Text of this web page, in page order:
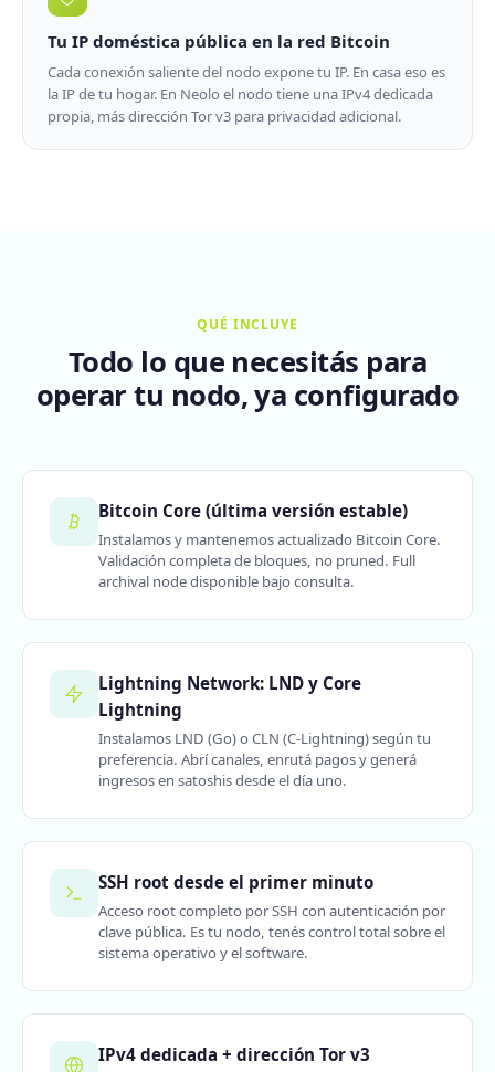
Tu IP doméstica pública en la red Bitcoin
Cada conexión saliente del nodo expone tu IP. En casa eso es
la IP de tu hogar. En Neolo el nodo tiene una IPv4 dedicada
propia, más dirección Tor v3 para privacidad adicional.
QUÉ INCLUYE
Todo lo que necesitás para
operar tu nodo, ya configurado
Bitcoin Core (última versión estable)
Instalamos y mantenemos actualizado Bitcoin Core.
Validación completa de bloques, no pruned. Full
archival node disponible bajo consulta.
Lightning Network: LND y Core
Lightning
Instalamos LND (Go) o CLN (C-Lightning) según tu
preferencia. Abrí canales, enrutá pagos y generá
ingresos en satoshis desde el día uno.
SSH root desde el primer minuto
Acceso root completo por SSH con autenticación por
clave pública. Es tu nodo, tenés control total sobre el
sistema operativo y el software.
IPv4 dedicada + dirección Tor v3